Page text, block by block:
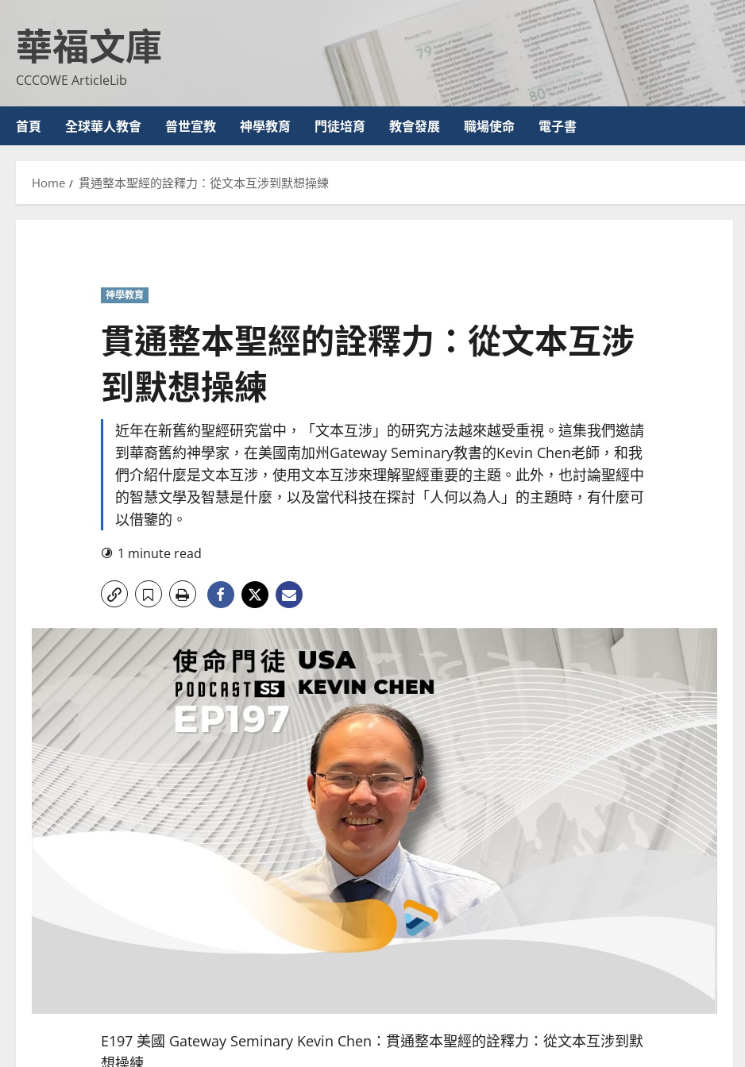
content
華福文庫
CCCOWE ArticleLib
首頁 全球華人教會 普世宣教 神學教育 門徒培育 教會發展 職場使命 電子書
Home 貫通整本聖經的詮釋力：從文本互涉到默想操練
神學教育
貫通整本聖經的詮釋力：從文本互涉
到默想操練
近年在新舊約聖經研究當中，「文本互涉」的研究方法越來越受重視。這集我們邀請
到華裔舊約神學家，在美國南加州Gateway Seminary教書的Kevin Chen老師，和我
們介紹什麼是文本互涉，使用文本互涉來理解聖經重要的主題。此外，也討論聖經中
的智慧文學及智慧是什麼，以及當代科技在探討「人何以為人」的主題時，有什麼可
以借鑒的。
1 minute read
E197 美國 Gateway Seminary Kevin Chen：貫通整本聖經的詮釋力：從文本互涉到默
想操練